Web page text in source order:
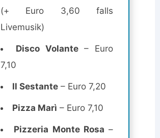
(+ Euro 3,60 falls
Livemusik)
Disco Volante– Euro
7,10
Il Sestante – Euro 7,20
Pizza Marì – Euro 7,10
Pizzeria Monte Rosa –